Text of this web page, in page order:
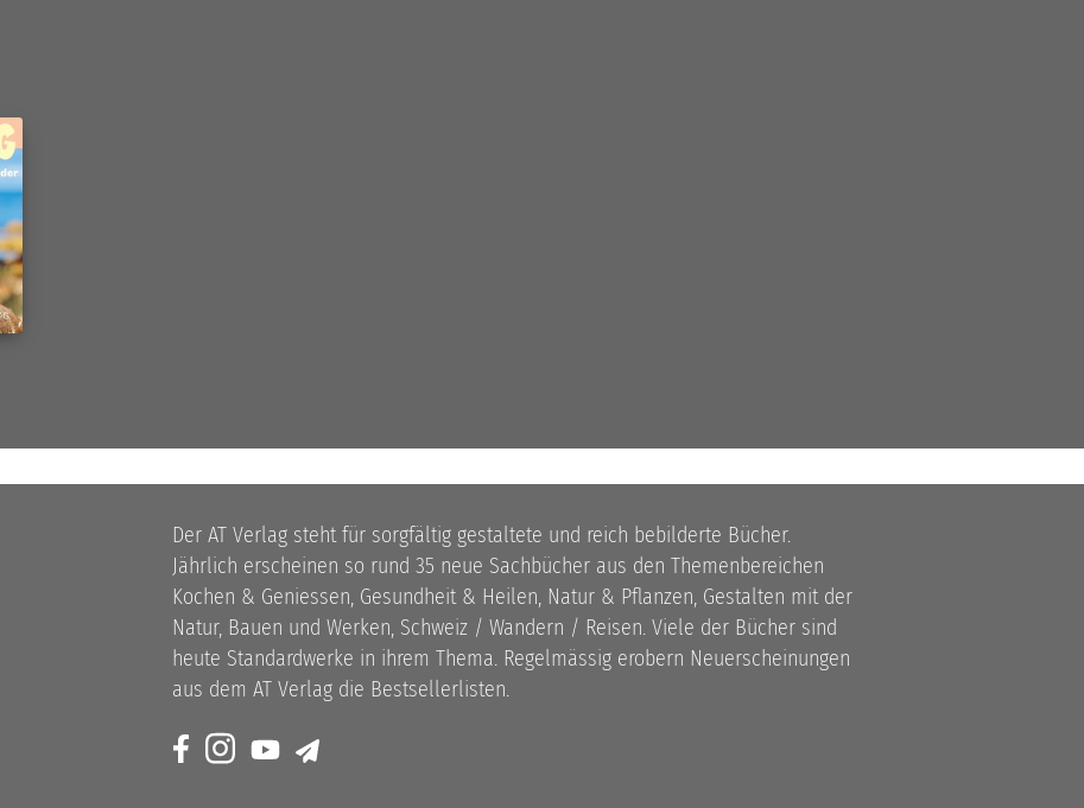
Der AT Verlag steht für sorgfältig gestaltete und reich bebilderte Bücher.
Jährlich erscheinen so rund 35 neue Sachbücher aus den Themenbereichen
Kochen & Geniessen, Gesundheit & Heilen, Natur & Pflanzen, Gestalten mit der
Natur, Bauen und Werken, Schweiz / Wandern / Reisen. Viele der Bücher sind
heute Standardwerke in ihrem Thema. Regelmässig erobern Neuerscheinungen
aus dem AT Verlag die Bestsellerlisten.